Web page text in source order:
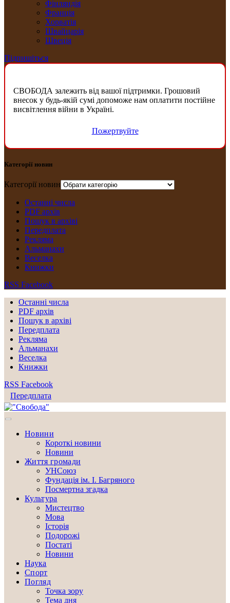
Фінляндія
Франція
Хорватія
Швайцарія
Швеція
Підпишіться
СВОБОДА залежить від вашої підтримки. Грошовий
внесок у будь-якій сумі допоможе нам оплатити постійне
висвітлення війни в Україні.
Пожертвуйте
Категорії новин
Категорії новин
Останні числа
PDF архів
Пошук в архіві
Передплата
Рекляма
Альманахи
Веселка
Книжки
RSS Facebook
Останні числа
PDF архів
Пошук в архіві
Передплата
Рекляма
Альманахи
Веселка
Книжки
RSS Facebook
Передплата
Новини
Короткі новини
Новини
Життя громади
УНСоюз
Фундація ім. І. Багряного
Посмертна згадка
Культура
Мистецтво
Мова
Історія
Подорожі
Постаті
Новини
Наука
Спорт
Погляд
Точка зору
Тема дня